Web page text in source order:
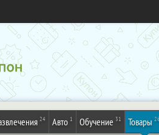
24 Авто 1 Обучение 31 Товары 26